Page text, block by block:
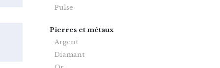
Pulse
Pierres et métaux
Argent
Diamant